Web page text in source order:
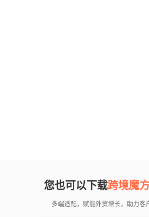
您也可以下载跨境魔
多端适配，赋能外贸增长，助力客